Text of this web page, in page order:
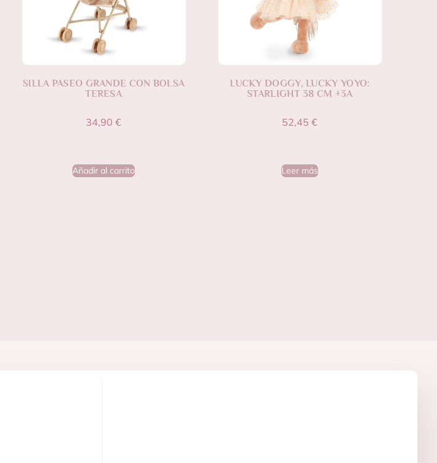
SILLA PASEO GRANDE CON BOLSA
TERESA
34,90€
Añadir al carrito
LUCKY DOGGY, LUCKY YOYO:
STARLIGHT 38 CM +3A
52,45€
Leer más